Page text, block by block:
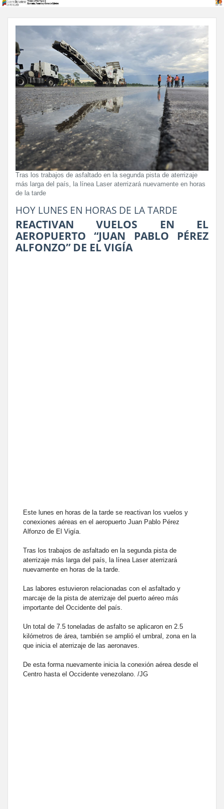
Tras los trabajos de asfaltado en la segunda pista de aterrizaje
más larga del país, la línea Laser aterrizará nuevamente en horas
de la tarde
HOY LUNES EN HORAS DE LA TARDE
REACTIVAN VUELOS EN EL
AEROPUERTO “JUAN PABLO PÉREZ
ALFONZO” DE EL VIGÍA
Este lunes en horas de la tarde se reactivan los vuelos y
conexiones aéreas en el aeropuerto Juan Pablo Pérez
Alfonzo de El Vigía.
Tras los trabajos de asfaltado en la segunda pista de
aterrizaje más larga del país, la línea Laser aterrizará
nuevamente en horas de la tarde.
Las labores estuvieron relacionadas con el asfaltado y
marcaje de la pista de aterrizaje del puerto aéreo más
importante del Occidente del país.
Un total de 7.5 toneladas de asfalto se aplicaron en 2.5
kilómetros de área, también se amplió el umbral, zona en la
que inicia el aterrizaje de las aeronaves.
De esta forma nuevamente inicia la conexión aérea desde el
Centro hasta el Occidente venezolano. /JG